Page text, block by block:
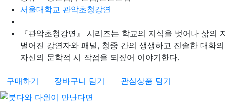
서울대학교 관악초청강연
『관악초청강연』 시리즈는 학교의 지식을 벗어나 삶의
벌어진 강연자와 패널, 청중 간의 생생하고 진솔한 대화
자신의 문학적 시 작점을 되짚어 이야기한다.
구매하기 장바구니 담기 관심상품 담기